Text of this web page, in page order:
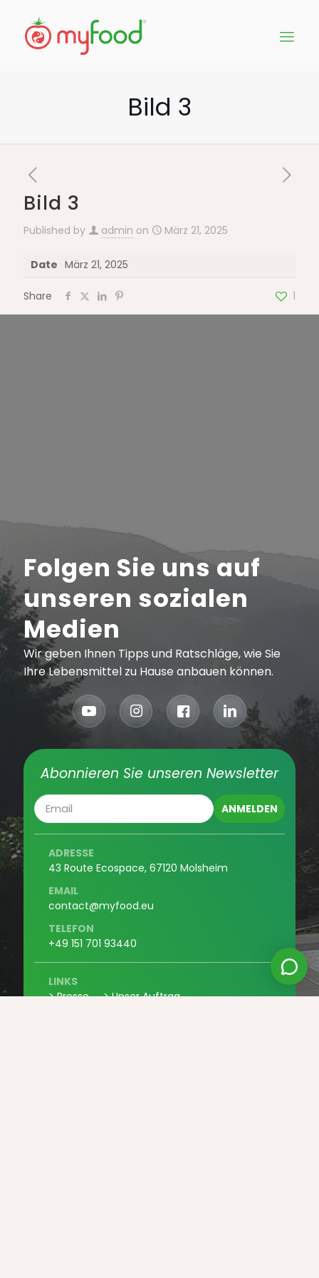
Bild 3
Bild 3
Published by admin on März 21, 2025
Date März 21, 2025
Share 1
Folgen Sie uns auf
unseren sozialen
Medien
Wir geben Ihnen Tipps und Ratschläge, wie Sie
Ihre Lebensmittel zu Hause anbauen können.
Abonnieren Sie unseren Newsletter
ADRESSE
43 Route Ecospace, 67120 Molsheim
EMAIL
contact@myfood.eu
TELEFON
+49 151 701 93440
LINKS
> Presse
> Unser Auftrag